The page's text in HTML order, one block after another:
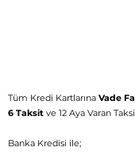
Tüm Kredi Kartlarına Vade
6 Taksit ve 12 Aya Varan
Banka Kredisi ile;